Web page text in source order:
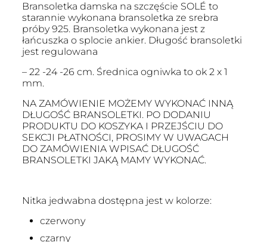
Bransoletka damska na szczęście SOLÉ to
starannie wykonana bransoletka ze srebra
próby 925. Bransoletka wykonana jest z
łańcuszka o splocie ankier. Długość bransoletki
jest regulowana
– 22 -24 -26 cm. Średnica ogniwka to ok 2 x 1
mm.
NA ZAMÓWIENIE MOŻEMY WYKONAĆ INNĄ
DŁUGOŚĆ BRANSOLETKI. PO DODANIU
PRODUKTU DO KOSZYKA I PRZEJŚCIU DO
SEKCJI PŁATNOŚCI, PROSIMY W UWAGACH
DO ZAMÓWIENIA WPISAĆ DŁUGOŚĆ
BRANSOLETKI JAKĄ MAMY WYKONAĆ.
Nitka jedwabna dostępna jest w kolorze:
czerwony
czarny